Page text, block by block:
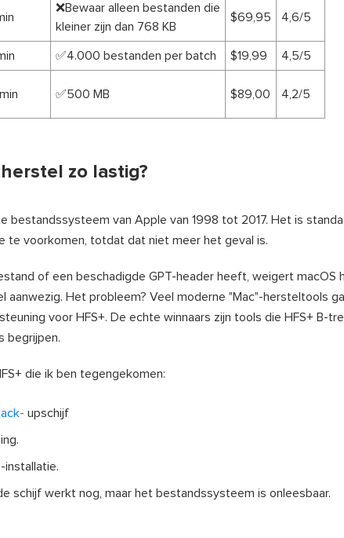
❌Bewaar alleen bestanden die
kleiner zijn dan 768 KB
$69,95 4,6/5
✅4.000 bestanden per batch $19,99 4,5/5
✅500 MB $89,00 4,2/5
zo lastig?
bestandssysteem van Apple van 1998 tot 2017. Het is
te voorkomen, totdat dat niet meer het geval is.
of een beschadigde GPT-header heeft, weigert macOS
Het probleem? Veel moderne "Mac"-hersteltools
voor HFS+. De echte winnaars zijn tools die HFS+ B-
begrijpen.
die ik ben tegengekomen:
upschijf
installatie.
schijf werkt nog, maar het bestandssysteem is onleesbaar.